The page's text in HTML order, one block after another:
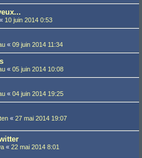
« 10 juin 2014 0:53
« 09 juin 2014 11:34
« 05 juin 2014 10:08
« 04 juin 2014 19:25
« 27 mai 2014 19:07
« 22 mai 2014 8:01